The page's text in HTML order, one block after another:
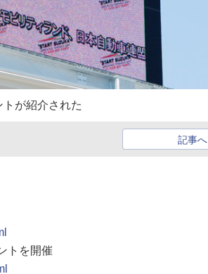
が紹介された
記事へ
トを開催